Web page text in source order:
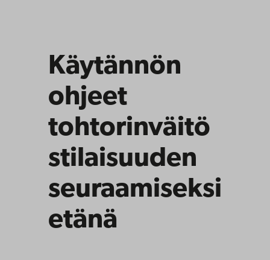
Käytännön
ohjeet
tohtorinväitö
stilaisuuden
seuraamiseksi
etänä